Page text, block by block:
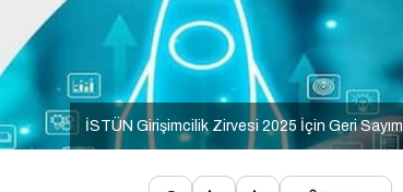
İSTÜN Girişimcilik Zirvesi 2025 İçin Geri Sayım